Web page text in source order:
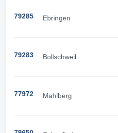
79285 Ebringen
79283 Bollschweil
77972 Mahlberg